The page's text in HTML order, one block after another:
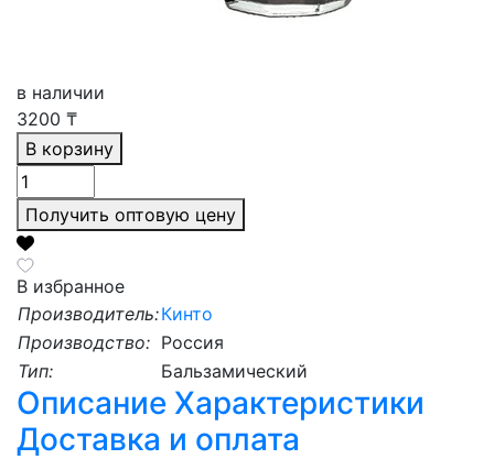
в наличии
3200 ₸
В корзину
Получить оптовую цену
В избранное
Производитель:Кинто
Производство: Россия
Тип:
Бальзамический
Описание Характеристики
Доставка и оплата